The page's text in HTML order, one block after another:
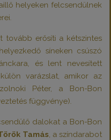
helyeken felcsendülnek
tovább erősíti a kétszintes
síneken csúszó
és lent nevesített
varázslat, amikor az
Péter, a Bon-Bon
függvénye).
dalokat a Bon-Bon
Tamás, a színdarabot